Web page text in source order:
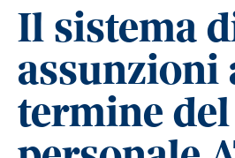
Il sistema
assunzioni
termine del